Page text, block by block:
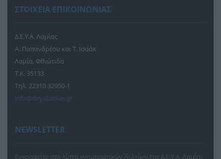
ΣΤΟΙΧΕΙΑ ΕΠΙΚΟΙΝΩΝΙΑΣ
Δ.Ε.Υ.Α. Λαμίας
Α. Παπανδρέου και Τ. Ισαάκ
Λαμία, Φθιώτιδα
Τ.Κ. 35133
Τηλ. 22310 32950-1
info@deyalamias.gr
NEWSLETTER
Εγγραφείτε στη λίστα ενημερωτικών δελτίων της Δ.Ε.Υ.Α. Λαμίας